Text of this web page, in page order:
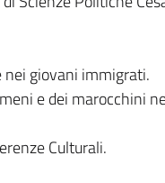
giovani immigrati.
e dei marocchini
Culturali.